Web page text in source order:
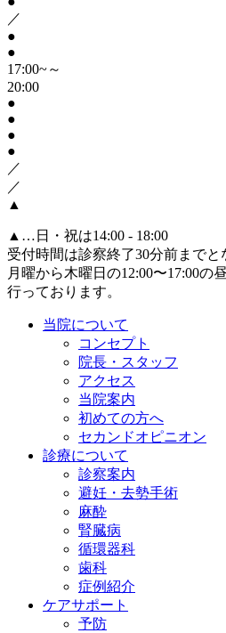
／
●
●
17:00~～
20:00
●
●
●
●
／
／
▲
▲ …日・祝は14:00 - 18:00
受付時間は診察終了30分前までと
月曜から木曜日の12:00〜17:00の
行っております。
当院について
コンセプト
院長・スタッフ
アクセス
当院案内
初めての方へ
セカンドオピニオン
診療について
診察案内
避妊・去勢手術
麻酔
腎臓病
循環器科
歯科
症例紹介
ケアサポート
予防